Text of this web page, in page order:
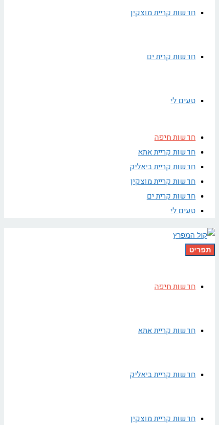
חדשות קריית מוצקין
חדשות קרית ים
טעים לי
חדשות חיפה
חדשות קריית אתא
חדשות קריית ביאליק
חדשות קריית מוצקין
חדשות קרית ים
טעים לי
תפריט
חדשות חיפה
חדשות קריית אתא
חדשות קריית ביאליק
חדשות קריית מוצקין